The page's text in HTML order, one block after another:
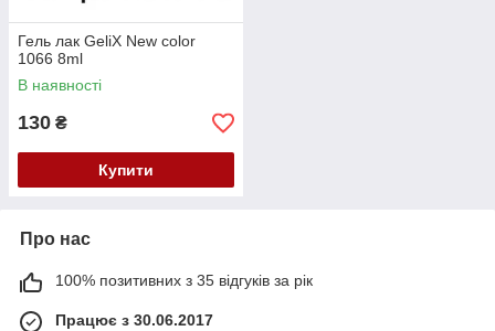
Гель лак GeliX New color
1066 8ml
В наявності
130 ₴
Купити
Про нас
100% позитивних з 35 відгуків за рік
Працює з 30.06.2017